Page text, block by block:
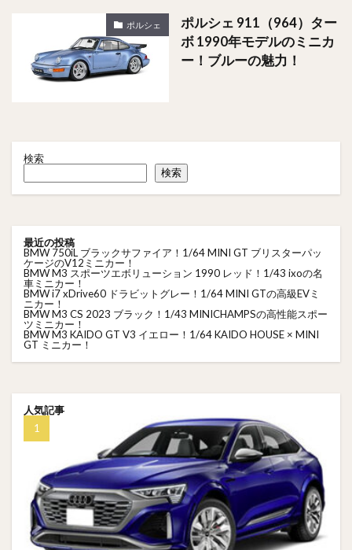
ポルシェ
ポルシェ 911（964）ター
ボ 1990年モデルのミニカ
ー！ブルーの魅力！
検索
検索
最近の投稿
BMW 750iL ブラックサファイア！1/64 MINI GT ブリスターパッ
ケージのV12ミニカー！
BMW M3 スポーツエボリューション 1990 レッド！1/43 ixoの名
車ミニカー！
BMW i7 xDrive60 ドラビットグレー！1/64 MINI GTの高級EVミ
ニカー！
BMW M3 CS 2023 ブラック！1/43 MINICHAMPSの高性能スポー
ツミニカー！
BMW M3 KAIDO GT V3 イエロー！1/64 KAIDO HOUSE × MINI
GT ミニカー！
人気記事